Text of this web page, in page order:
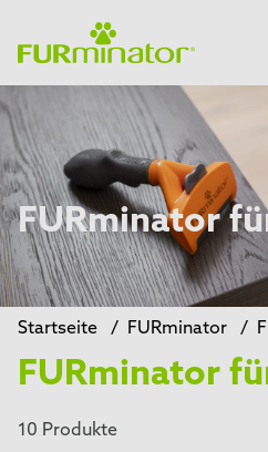
FURminator
Startseite / FURminator /
FURminator
10 Produkte